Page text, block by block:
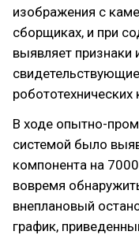
изображения с
сборщиках, и при
выявляет признаки
В ходе опытно-
системой было
компонента на
вовремя
внеплановый
график,